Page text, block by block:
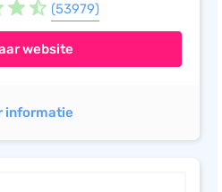
(53979)
website
informatie